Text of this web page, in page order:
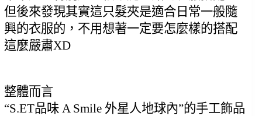
但後來發現其實這只髮夾是適合日常一般隨
興的衣服的，不用想著一定要怎麼樣的搭配
這麼嚴肅XD
整體而言
“S.ET品味 A Smile 外星人地球內”的手工飾品